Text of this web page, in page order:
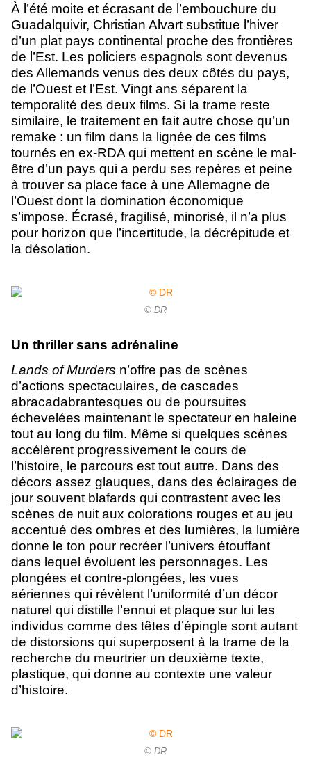
À l’été moite et écrasant de l’embouchure du
Guadalquivir, Christian Alvart substitue l’hiver
d’un plat pays continental proche des frontières
de l’Est. Les policiers espagnols sont devenus
des Allemands venus des deux côtés du pays,
de l’Ouest et l’Est. Vingt ans séparent la
temporalité des deux films. Si la trame reste
similaire, le traitement en fait autre chose qu’un
remake : un film dans la lignée de ces films
tournés en ex-RDA qui mettent en scène le mal-
être d’un pays qui a perdu ses repères et peine
à trouver sa place face à une Allemagne de
l’Ouest dont la domination économique
s’impose. Écrasé, fragilisé, minorisé, il n’a plus
pour horizon que l’incertitude, la décrépitude et
la désolation.
© DR
Un thriller sans adrénaline
Lands of Murders n’offre pas de scènes
d’actions spectaculaires, de cascades
abracadabrantesques ou de poursuites
échevelées maintenant le spectateur en haleine
tout au long du film. Même si quelques scènes
accélèrent progressivement le cours de
l’histoire, le parcours est tout autre. Dans des
décors assez glauques, dans des éclairages de
jour souvent blafards qui contrastent avec les
scènes de nuit aux colorations rouges et au jeu
accentué des ombres et des lumières, la lumière
donne le ton pour recréer l’univers étouffant
dans lequel évoluent les personnages. Les
plongées et contre-plongées, les vues
aériennes qui révèlent l’uniformité d’un décor
naturel qui distille l’ennui et plaque sur lui les
individus comme des têtes d’épingle sont autant
de distorsions qui superposent à la trame de la
recherche du meurtrier un deuxième texte,
plastique, qui donne au contexte une valeur
d’histoire.
© DR